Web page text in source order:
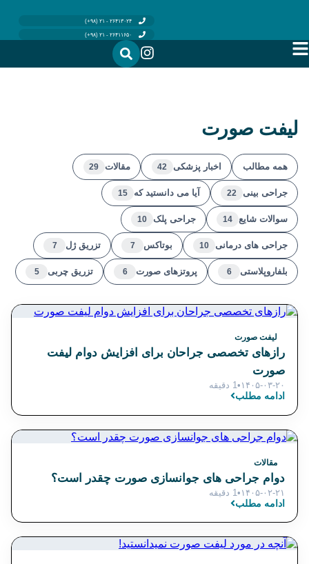
۲۶۴۱۳۰۲۴ - ۲۱ (۹۸+)
۲۶۴۱۱۶۵۰ - ۲۱ (۹۸+)
لیفت صورت
همه مطالب اخبار پزشکی 42 مقالات 29
جراحی بینی 22 آیا می دانستید که 15
سوالات شایع 14 جراحی پلک 10
جراحی های درمانی 10 بوتاکس 7 تزریق ژل 7
بلفاروپلاستی 6 پروتزهای صورت 6 تزریق چربی 5
لیفت صورت
رازهای تخصصی جراحان برای افزایش دوام لیفت
صورت
۱۴۰۵-۰۳-۲۰ •1 دقیقه
ادامه مطلب
مقالات
دوام جراحی های جوانسازی صورت چقدر است؟
۱۴۰۵-۰۲-۲۱ •1 دقیقه
ادامه مطلب